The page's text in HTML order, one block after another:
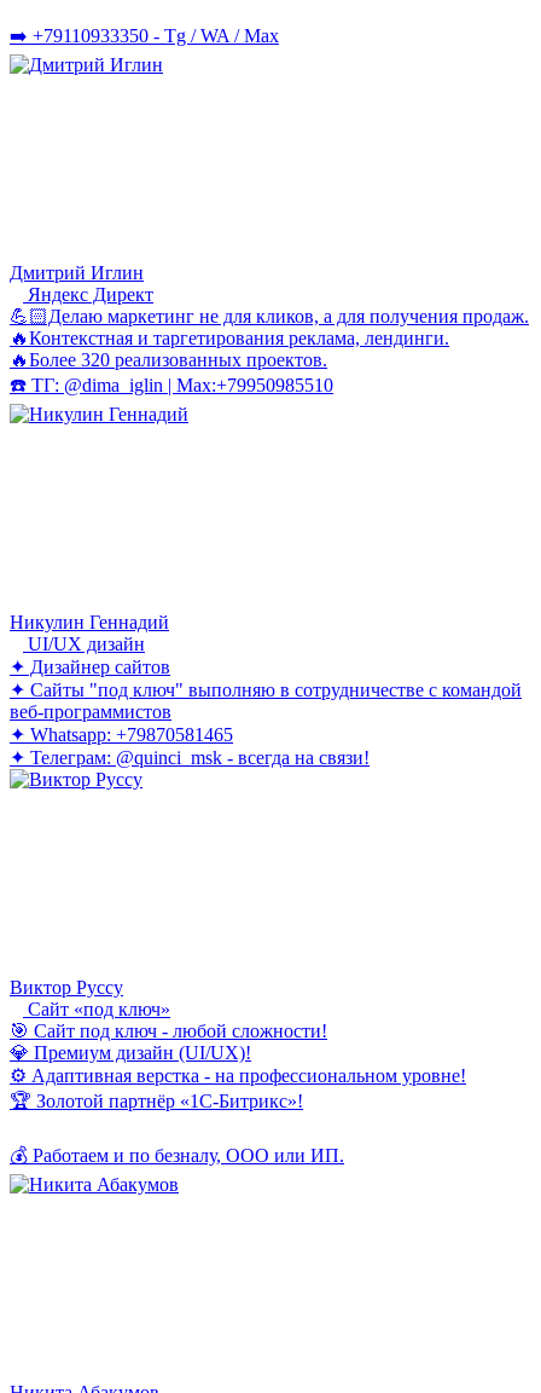
➡️ +79110933350 - Tg / WA / Max
Дмитрий Иглин
Яндекс Директ
💪🏻Делаю маркетинг не для кликов, а для получения продаж.
🔥Контекстная и таргетирования реклама, лендинги.
🔥Более 320 реализованных проектов.
☎️ ТГ: @dima_iglin | Max:+79950985510
Никулин Геннадий
UI/UX дизайн
✦ Дизайнер сайтов
✦ Сайты "под ключ" выполняю в сотрудничестве с командой
веб-программистов
✦ Whatsapp: +79870581465
✦ Телеграм: @quinci_msk - всегда на связи!
Виктор Руссу
Сайт «под ключ»
🎯 Сайт под ключ - любой сложности!
💎 Премиум дизайн (UI/UX)!
⚙️ Адаптивная верстка - на профессиональном уровне!
🏆 Золотой партнёр «1С-Битрикс»!
💰 Работаем и по безналу, ООО или ИП.